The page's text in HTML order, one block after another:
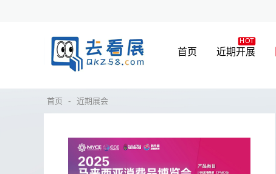
首页 近期开展
首页 - 近期展会